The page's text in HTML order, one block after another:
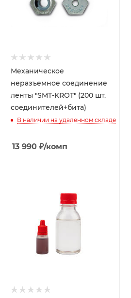
Механическое
неразъемное соединение
ленты "SMT-KROT" (200 шт.
соединителей+бита)
В наличии на удаленном складе
13 990 ₽/комп